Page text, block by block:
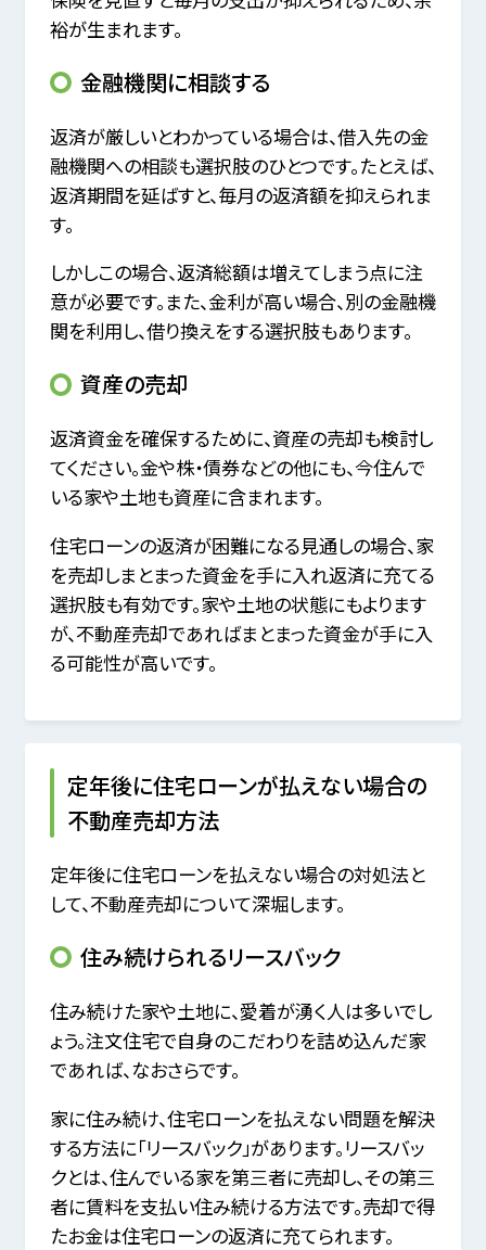
裕が生まれます。
金融機関に相談する
返済が厳しいとわかっている場合は、借入先の金
融機関への相談も選択肢のひとつです。たとえば、
返済期間を延ばすと、毎月の返済額を抑えられま
す。
しかしこの場合、返済総額は増えてしまう点に注
意が必要です。また、金利が高い場合、別の金融機
関を利用し、借り換えをする選択肢もあります。
資産の売却
返済資金を確保するために、資産の売却も検討し
てください。金や株・債券などの他にも、今住んで
いる家や土地も資産に含まれます。
住宅ローンの返済が困難になる見通しの場合、家
を売却しまとまった資金を手に入れ返済に充てる
選択肢も有効です。家や土地の状態にもよります
が、不動産売却であればまとまった資金が手に入
る可能性が高いです。
定年後に住宅ローンが払えない場合の
不動産売却方法
定年後に住宅ローンを払えない場合の対処法と
して、不動産売却について深堀します。
住み続けられるリースバック
住み続けた家や土地に、愛着が湧く人は多いでし
ょう。注文住宅で自身のこだわりを詰め込んだ家
であれば、なおさらです。
家に住み続け、住宅ローンを払えない問題を解決
する方法に「リースバック」があります。リースバッ
クとは、住んでいる家を第三者に売却し、その第三
者に賃料を支払い住み続ける方法です。売却で得
たお金は住宅ローンの返済に充てられます。